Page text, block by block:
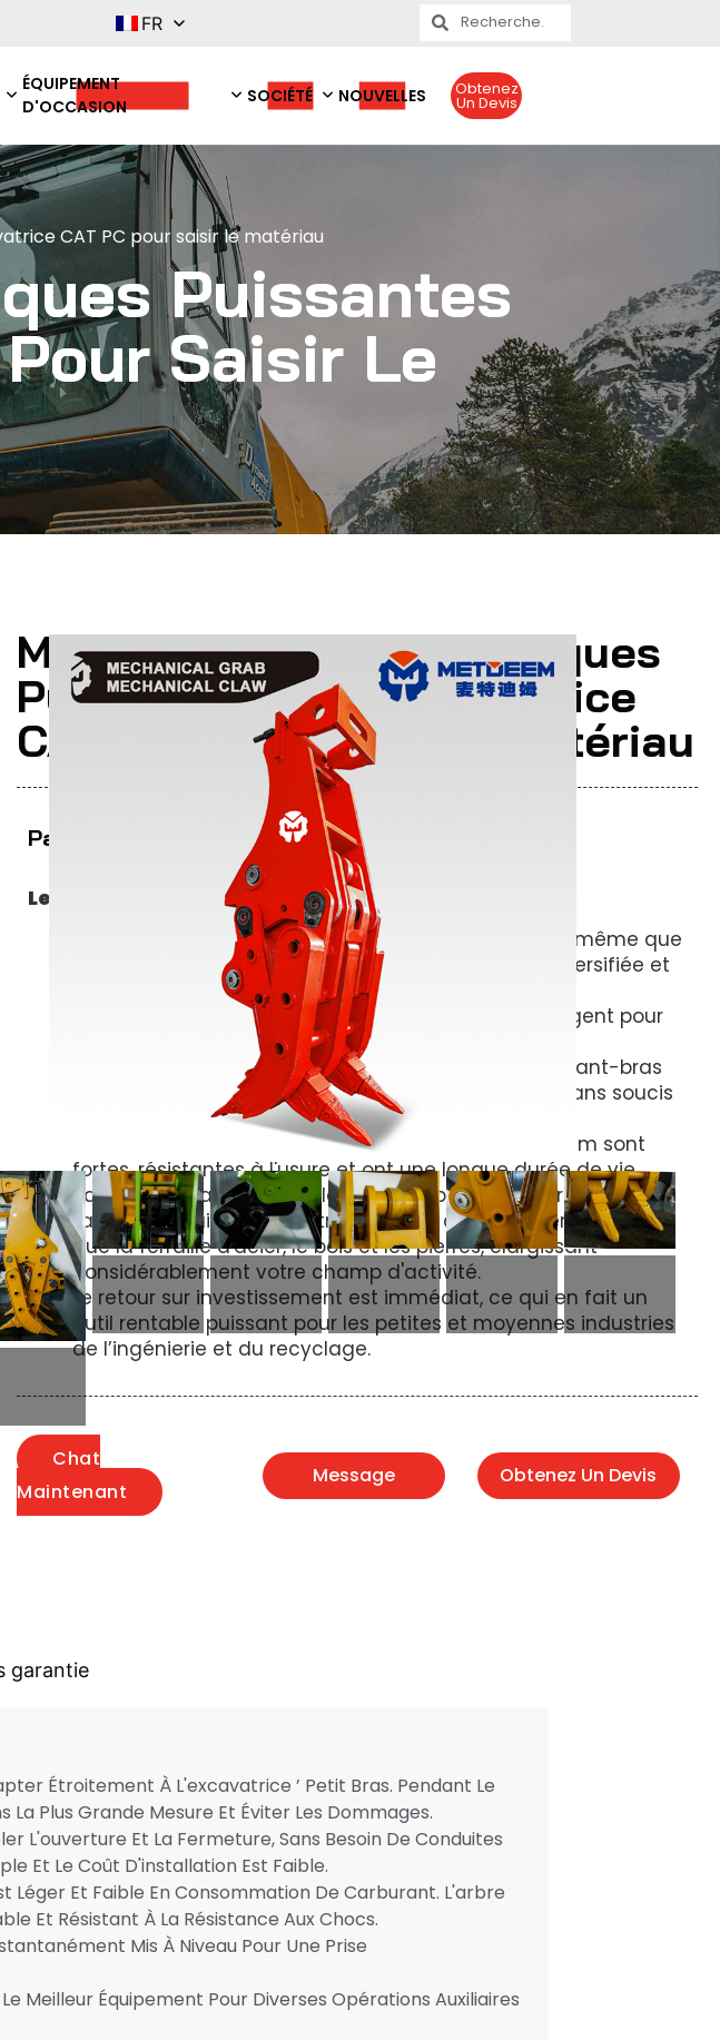
FR
ÉQUIPEMENT
D'OCCASION
SOCIÉTÉ NOUVELLES Obtenez
Un Devis
CAT PC pour saisir le matériau
Puissantes
Saisir Le
METDEEM Pinces Mécaniques
Puissantes Pour Excavatrice
CAT PC Pour Saisir Le Matériau
Partager
Les experts recommandent :
Le coût de l'investissement est faible
, à peu près le même que
celui des seaux ordinaires, et l'efficacité est plus diversifiée et
METDEEM Grappes mécaniques
sont le choix intelligent pour
ajouter de la valeur à votre équipement.
Sa conception de protection brevetée permet à l'avant-bras
de se reposer facilement, et le contrôle intuitif est sans soucis
Fabriqué en acier allié spécialLes pinces de Metdeem sont
fortes, résistantes à l'usure et ont une longue durée de vie.
Sans modifications complexes, votre pelleuse pourrait
facilement faire face au transport de divers matériaux tels
que la ferraille d'acier, le bois et les pierres, élargissant
considérablement votre champ d'activité.
Le retour sur investissement est immédiat, ce qui en fait un
outil rentable puissant pour les petites et moyennes industries
de l’ingénierie et du recyclage.
Chat
Maintenant
Message Obtenez Un Devis
garantie
Étroitement À L'excavatrice ’ Petit Bras. Pendant Le
Plus Grande Mesure Et Éviter Les Dommages.
L'ouverture Et La Fermeture, Sans Besoin De Conduites
Et Le Coût D'installation Est Faible.
Léger Et Faible En Consommation De Carburant. L'arbre
Et Résistant À La Résistance Aux Chocs.
Mis À Niveau Pour Une Prise
Meilleur Équipement Pour Diverses Opérations Auxiliaires